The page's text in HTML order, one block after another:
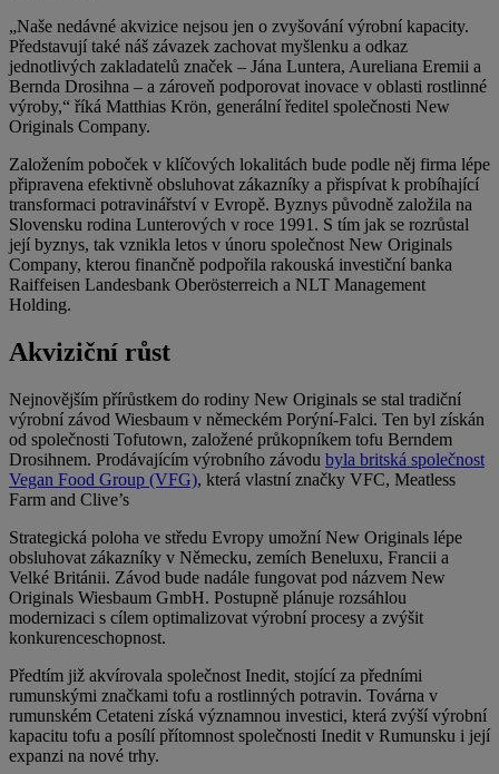
„Naše nedávné akvizice nejsou jen o zvyšování výrobní kapacity.
Představují také náš závazek zachovat myšlenku a odkaz
jednotlivých zakladatelů značek – Jána Luntera, Aureliana Eremii a
Bernda Drosihna – a zároveň podporovat inovace v oblasti rostlinné
výroby,“ říká Matthias Krön, generální ředitel společnosti New
Originals Company.
Založením poboček v klíčových lokalitách bude podle něj firma lépe
připravena efektivně obsluhovat zákazníky a přispívat k probíhající
transformaci potravinářství v Evropě. Byznys původně založila na
Slovensku rodina Lunterových v roce 1991. S tím jak se rozrůstal
její byznys, tak vznikla letos v únoru společnost New Originals
Company, kterou finančně podpořila rakouská investiční banka
Raiffeisen Landesbank Oberösterreich a NLT Management
Holding.
Akviziční růst
Nejnovějším přírůstkem do rodiny New Originals se stal tradiční
výrobní závod Wiesbaum v německém Porýní-Falci. Ten byl získán
od společnosti Tofutown, založené průkopníkem tofu Berndem
Drosihnem. Prodávajícím výrobního závodu byla britská společnost
Vegan Food Group (VFG), která vlastní značky VFC, Meatless
Farm and Clive’s
Strategická poloha ve středu Evropy umožní New Originals lépe
obsluhovat zákazníky v Německu, zemích Beneluxu, Francii a
Velké Británii. Závod bude nadále fungovat pod názvem New
Originals Wiesbaum GmbH. Postupně plánuje rozsáhlou
modernizaci s cílem optimalizovat výrobní procesy a zvýšit
konkurenceschopnost.
Předtím již akvírovala společnost Inedit, stojící za předními
rumunskými značkami tofu a rostlinných potravin. Továrna v
rumunském Cetateni získá významnou investici, která zvýší výrobní
kapacitu tofu a posílí přítomnost společnosti Inedit v Rumunsku i její
expanzi na nové trhy.